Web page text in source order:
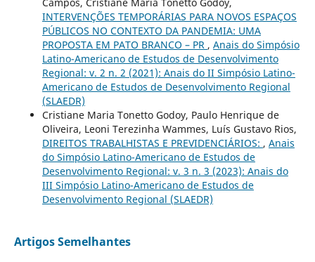
INTERVENÇÕES TEMPORÁRIAS PARA NOVOS ESPAÇOS
PÚBLICOS NO CONTEXTO DA PANDEMIA: UMA
PROPOSTA EM PATO BRANCO – PR , Anais do Simpósio
Latino-Americano de Estudos de Desenvolvimento
Regional: v. 2 n. 2 (2021): Anais do II Simpósio Latino-
Americano de Estudos de Desenvolvimento Regional
(SLAEDR)
Cristiane Maria Tonetto Godoy, Paulo Henrique de
Oliveira, Leoni Terezinha Wammes, Luís Gustavo Rios,
DIREITOS TRABALHISTAS E PREVIDENCIÁRIOS: , Anais
do Simpósio Latino-Americano de Estudos de
Desenvolvimento Regional: v. 3 n. 3 (2023): Anais do
III Simpósio Latino-Americano de Estudos de
Desenvolvimento Regional (SLAEDR)
Artigos Semelhantes